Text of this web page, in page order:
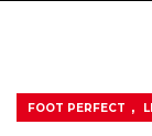
FOOT PERFECT ,